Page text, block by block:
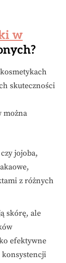
w
skuteczności
można
jojoba,
z różnych
skórę, ale
efektywne